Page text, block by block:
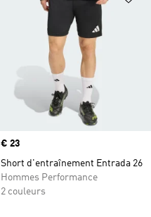
Prix
€ 23
Short d'entraînement Entrada 26
Hommes Performance
2 couleurs